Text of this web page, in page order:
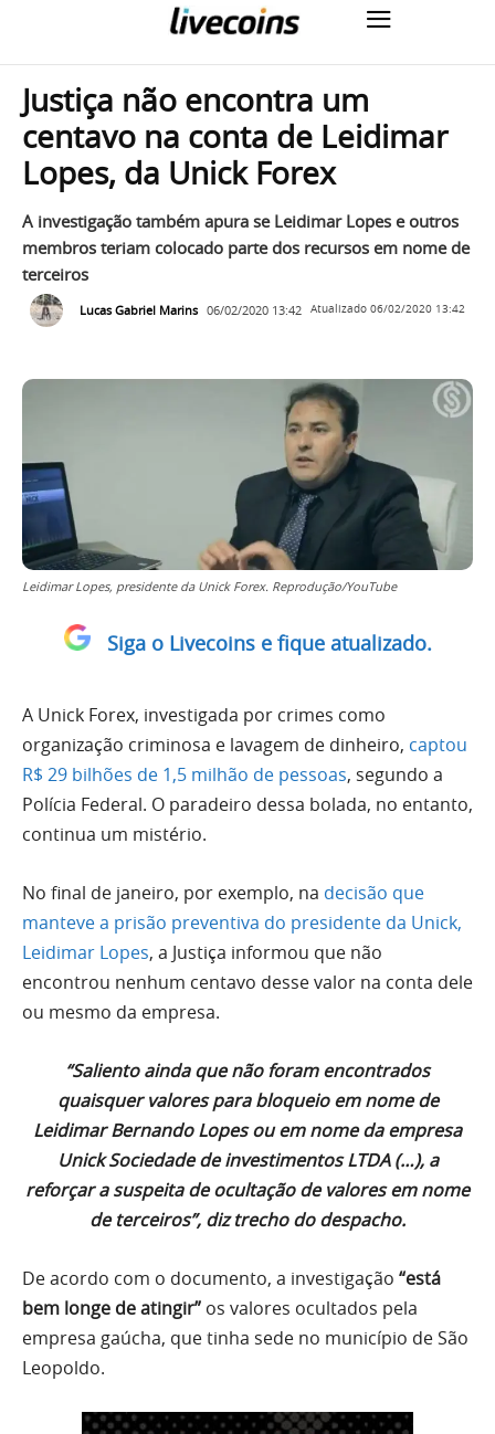
Justiça não encontra um
centavo na conta de Leidimar
Lopes, da Unick Forex
A investigação também apura se Leidimar Lopes e outros
membros teriam colocado parte dos recursos em nome de
terceiros
Lucas Gabriel Marins 06/02/2020 13:42 Atualizado 06/02/2020 13:42
Leidimar Lopes, presidente da Unick Forex. Reprodução/YouTube
Siga o Livecoins e fique atualizado.
A Unick Forex, investigada por crimes como
organização criminosa e lavagem de dinheiro, captou
R$ 29 bilhões de 1,5 milhão de pessoas, segundo a
Polícia Federal. O paradeiro dessa bolada, no entanto,
continua um mistério.
No final de janeiro, por exemplo, na decisão que
manteve a prisão preventiva do presidente da Unick,
Leidimar Lopes, a Justiça informou que não
encontrou nenhum centavo desse valor na conta dele
ou mesmo da empresa.
“Saliento ainda que não foram encontrados
quaisquer valores para bloqueio em nome de
Leidimar Bernando Lopes ou em nome da empresa
Unick Sociedade de investimentos LTDA (…), a
reforçar a suspeita de ocultação de valores em nome
de terceiros”, diz trecho do despacho.
De acordo com o documento, a investigação “está
bem longe de atingir” os valores ocultados pela
empresa gaúcha, que tinha sede no município de São
Leopoldo.